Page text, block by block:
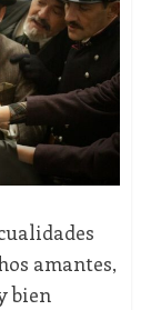
amantes,
bien